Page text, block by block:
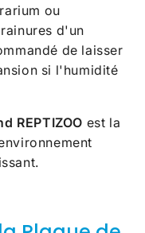
ou
d'un
de laisser
si l'humidité
REPTIZOO est la